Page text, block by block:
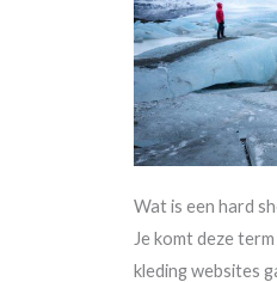
Wat is een hard
Je komt deze
kleding websites